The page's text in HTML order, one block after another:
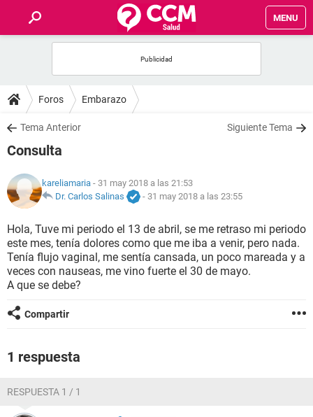
MENU
FOROS
SALUD
NUTRICIÓN
BIENESTAR
SEXUALIDAD
GLOSARIO
Foros Embarazo
Tema Anterior Siguiente Tema
Consulta
kareliamaria - 31 may 2018 a las 21:53
Dr. Carlos Salinas
- 31 may 2018 a las 23:55
Hola, Tuve mi periodo el 13 de abril, se me retraso mi periodo
este mes, tenía dolores como que me iba a venir, pero nada.
Tenía flujo vaginal, me sentía cansada, un poco mareada y a
veces con nauseas, me vino fuerte el 30 de mayo.
A que se debe?
Compartir
1 respuesta
RESPUESTA 1 / 1